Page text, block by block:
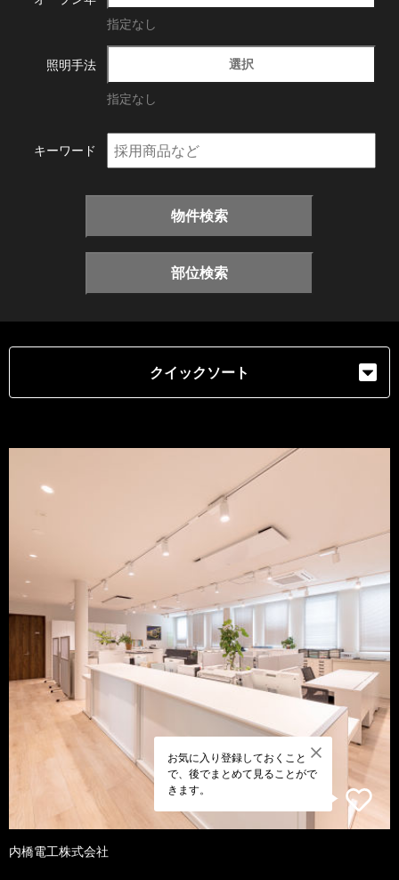
指定なし
照明手法 選択
指定なし
キーワード
物件検索
部位検索
クイックソート
お気に入り登録しておくこと
で、後でまとめて見ることがで
きます。
内橋電工株式会社